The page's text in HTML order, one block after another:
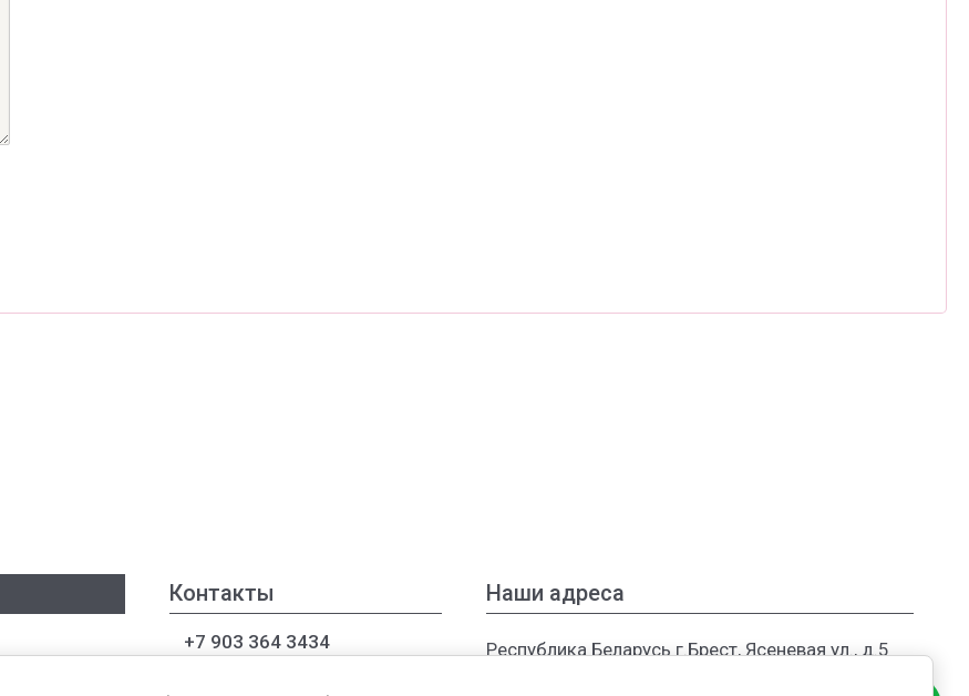
Контакты
+7 903 364 3434
Наши адреса
Республика Беларусь г.Брест, Ясеневая ул., д.5